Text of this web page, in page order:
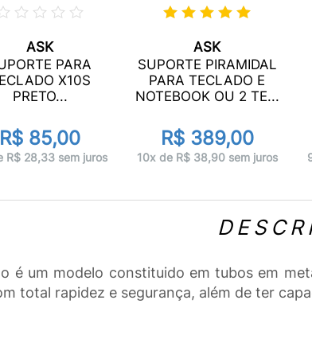
ASK
PARA
X10S
PRETO...
R$ 85,00
R$ 28,33 sem juros
ASK
SUPORTE PIRAMIDAL
PARA TECLADO E
NOTEBOOK OU 2 TE...
R$ 389,00
10x de R$ 38,90 sem juros
é um modelo constituido em tubos em
total rapidez e segurança, além de ter